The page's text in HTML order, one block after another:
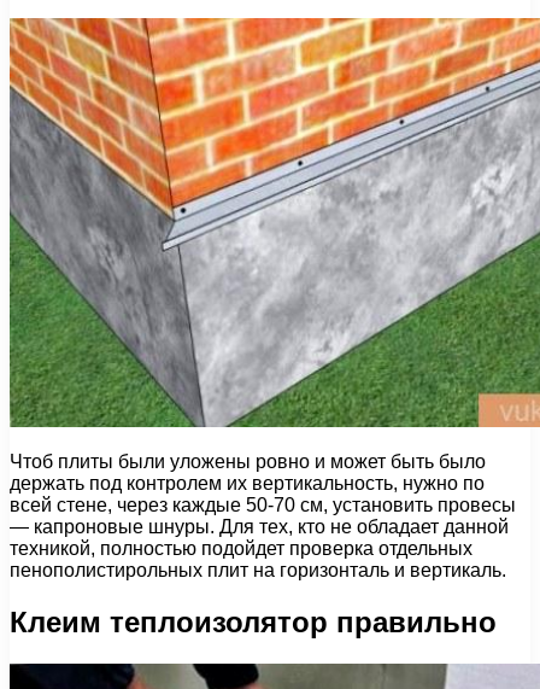
Чтоб плиты были уложены ровно и может быть было
держать под контролем их вертикальность, нужно по
всей стене, через каждые 50-70 см, установить провесы
— капроновые шнуры. Для тех, кто не обладает данной
техникой, полностью подойдет проверка отдельных
пенополистирольных плит на горизонталь и вертикаль.
Клеим теплоизолятор правильно